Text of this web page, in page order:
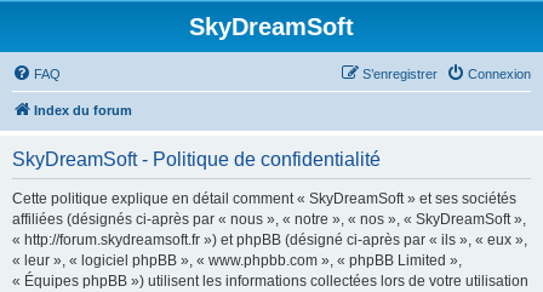
SkyDreamSoft
FAQ Connexion
S’enregistrer
Index du forum
SkyDreamSoft - Politique de confidentialité
Cette politique explique en détail comment « SkyDreamSoft » et ses sociétés
affiliées (désignés ci-après par « nous », « notre », « nos », « SkyDreamSoft »,
« http://forum.skydreamsoft.fr ») et phpBB (désigné ci-après par « ils », « eux »,
« leur », « logiciel phpBB », « www.phpbb.com », « phpBB Limited »,
« Équipes phpBB ») utilisent les informations collectées lors de votre utilisation